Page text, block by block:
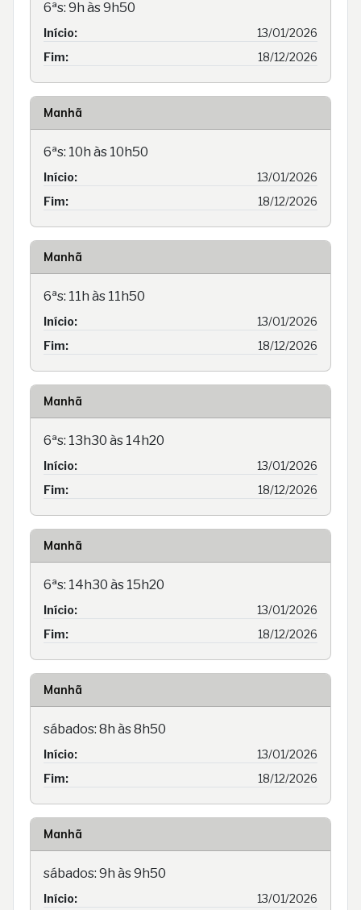
6ªs: 9h às 9h50
Início:
13/01/2026
Fim:
18/12/2026
Manhã
6ªs: 10h às 10h50
Início:
13/01/2026
Fim:
18/12/2026
Manhã
6ªs: 11h às 11h50
Início:
13/01/2026
Fim:
18/12/2026
Manhã
6ªs: 13h30 às 14h20
Início:
13/01/2026
Fim:
18/12/2026
Manhã
6ªs: 14h30 às 15h20
Início:
13/01/2026
Fim:
18/12/2026
Manhã
sábados: 8h às 8h50
Início:
13/01/2026
Fim:
18/12/2026
Manhã
sábados: 9h às 9h50
Início:
13/01/2026